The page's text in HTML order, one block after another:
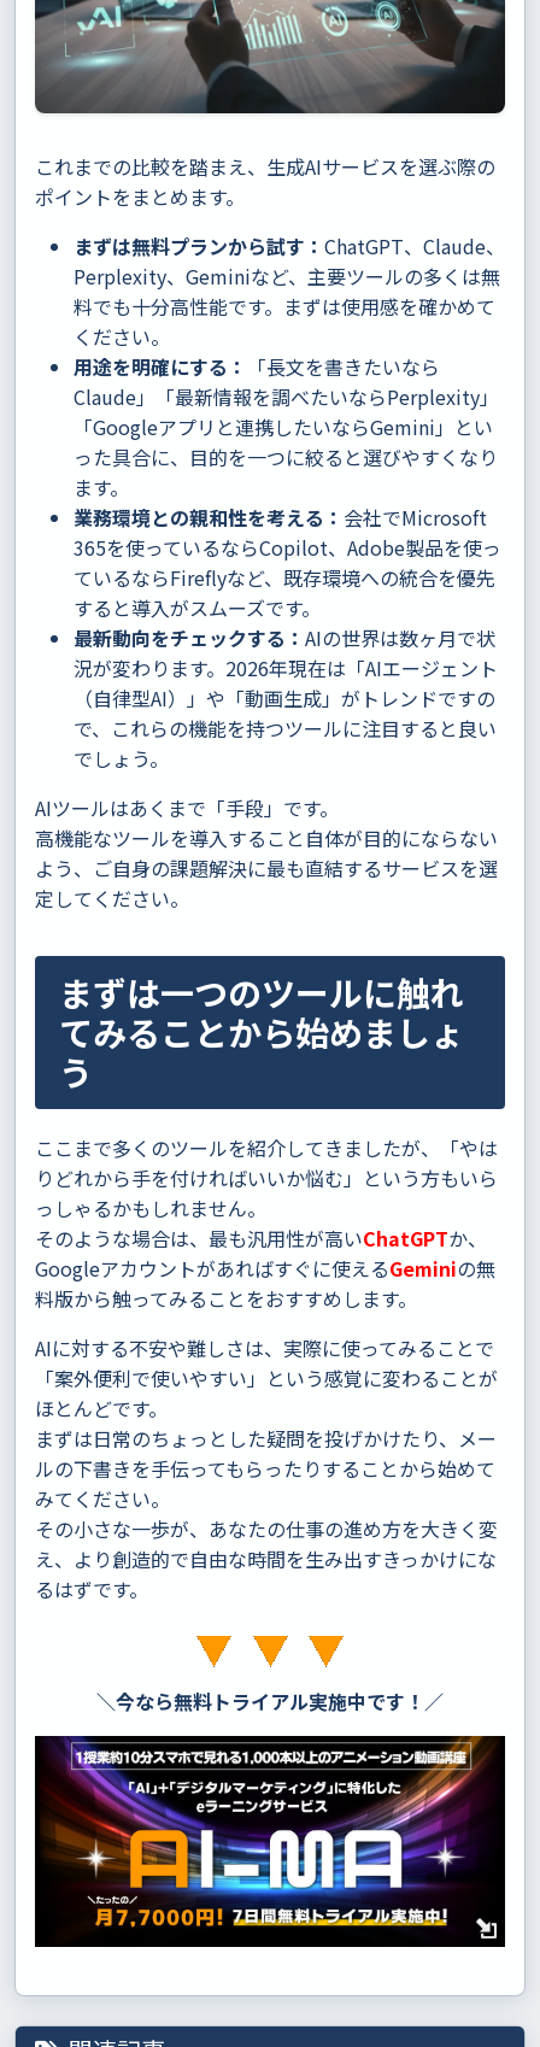
これまでの比較を踏まえ、生成AIサービスを選ぶ際の
ポイントをまとめます。
まずは無料プランから試す： ChatGPT、Claude、
Perplexity、Geminiなど、主要ツールの多くは無
料でも十分高性能です。まずは使用感を確かめて
ください。
用途を明確にする：
「長文を書きたいなら
Claude」「最新情報を調べたいならPerplexity」
「Googleアプリと連携したいならGemini」とい
った具合に、目的を一つに絞ると選びやすくなり
ます。
業務環境との親和性を考える： 会社でMicrosoft
365を使っているならCopilot、Adobe製品を使っ
ているならFireflyなど、既存環境への統合を優先
すると導入がスムーズです。
最新動向をチェックする： AIの世界は数ヶ月で状
況が変わります。2026年現在は「AIエージェント
（自律型AI）」や「動画生成」がトレンドですの
で、これらの機能を持つツールに注目すると良い
でしょう。
AIツールはあくまで「手段」です。
高機能なツールを導入すること自体が目的にならない
よう、ご自身の課題解決に最も直結するサービスを選
定してください。
まずは一つのツールに触れ
てみることから始めましょ
う
ここまで多くのツールを紹介してきましたが、「やは
りどれから手を付ければいいか悩む」という方もいら
っしゃるかもしれません。
そのような場合は、最も汎用性が高いChatGPTか、
Googleアカウントがあればすぐに使えるGeminiの無
料版から触ってみることをおすすめします。
AIに対する不安や難しさは、実際に使ってみることで
「案外便利で使いやすい」という感覚に変わることが
ほとんどです。
まずは日常のちょっとした疑問を投げかけたり、メー
ルの下書きを手伝ってもらったりすることから始めて
みてください。
その小さな一歩が、あなたの仕事の進め方を大きく変
え、より創造的で自由な時間を生み出すきっかけにな
るはずです。
＼今なら無料トライアル実施中です！／